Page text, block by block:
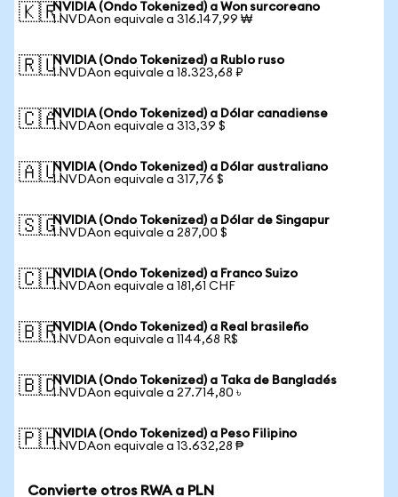
🇰🇷NVIDIA (Ondo Tokenized) a Won surcoreano
1 NVDAon equivale a 316.147,99 ₩
🇷🇺NVIDIA (Ondo Tokenized) a Rublo ruso
1 NVDAon equivale a 18.323,68 ₽
🇨🇦NVIDIA (Ondo Tokenized) a Dólar canadiense
1 NVDAon equivale a 313,39 $
🇦🇺NVIDIA (Ondo Tokenized) a Dólar australiano
1 NVDAon equivale a 317,76 $
🇸🇬NVIDIA (Ondo Tokenized) a Dólar de Singapur
1 NVDAon equivale a 287,00 $
🇨🇭NVIDIA (Ondo Tokenized) a Franco Suizo
1 NVDAon equivale a 181,61 CHF
🇧🇷NVIDIA (Ondo Tokenized) a Real brasileño
1 NVDAon equivale a 1144,68 R$
🇧🇩NVIDIA (Ondo Tokenized) a Taka de Bangladés
1 NVDAon equivale a 27.714,80 ৳
🇵🇭NVIDIA (Ondo Tokenized) a Peso Filipino
1 NVDAon equivale a 13.632,28 ₱
Convierte otros RWA a PLN